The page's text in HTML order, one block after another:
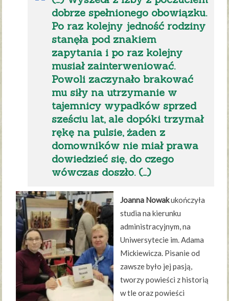
dobrze spełnionego obowiązku.
Po raz kolejny jedność rodziny
stanęła pod znakiem
zapytania i po raz kolejny
musiał zainterweniować.
Powoli zaczynało brakować
mu siły na utrzymanie w
tajemnicy wypadków sprzed
sześciu lat, ale dopóki trzymał
rękę na pulsie, żaden z
domowników nie miał prawa
dowiedzieć się, do czego
wówczas doszło. (…)
Joanna Nowakukończyła
studia na kierunku
administracyjnym, na
Uniwersytecie im. Adama
Mickiewicza. Pisanie od
zawsze było jej pasją,
tworzy powieści z historią
w tle oraz powieści